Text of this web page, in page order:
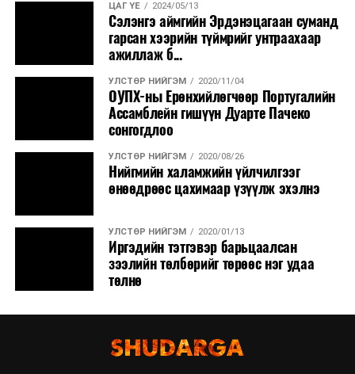
ЦАГ ҮЕ 2024/05/13
Сэлэнгэ аймгийн Эрдэнэцагаан суманд
гарсан хээрийн түймрийг унтраахаар
ажиллаж б...
УЛСТӨР НИЙГЭМ 2020/11/04
ОУПХ-ны Ерөнхийлөгчөөр Португалийн
Ассамблейн гишүүн Дуарте Пачеко
сонгогдлоо
УЛСТӨР НИЙГЭМ 2020/08/26
Нийгмийн халамжийн үйлчилгээг
өнөөдрөөс цахимаар үзүүлж эхэлнэ
УЛСТӨР НИЙГЭМ 2020/01/13
Иргэдийн тэтгэвэр барьцаалсан
зээлийн төлбөрийг төрөөс нэг удаа
төлнө